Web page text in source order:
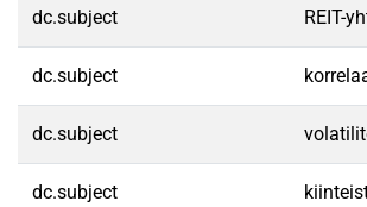
dc.subject REIT-
dc.subject
dc.subject
dc.subject